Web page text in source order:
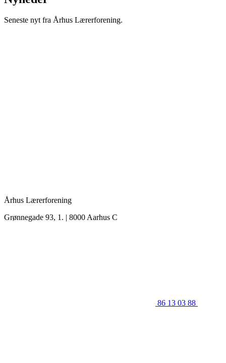
Seneste nyt fra Århus Lærerforening.
Århus Lærerforening
Grønnegade 93, 1. | 8000 Aarhus C
86 13 03 88